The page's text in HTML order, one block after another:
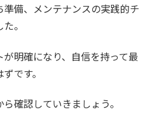
備、メンテナンスの実践的チ
。
明確になり、自信を持って最
です。
確認していきましょう。